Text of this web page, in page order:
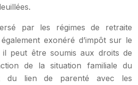
par les régimes de retraite
exonéré d’impôt sur le
il peut être soumis aux droits de
de la situation familiale du
du lien de parenté avec les